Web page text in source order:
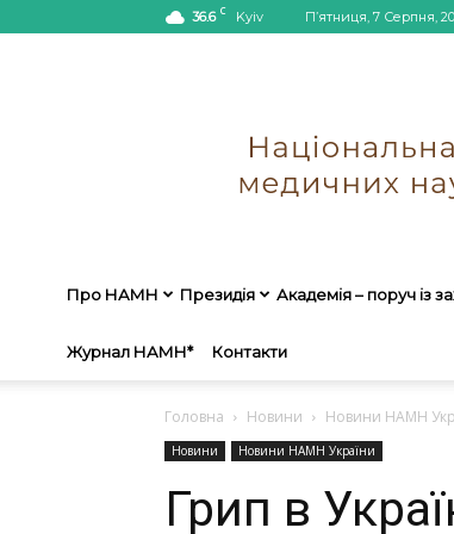
36.6 C Kyiv П’ятниця, 7 Серпня,
Про НАМН Президія Академія – поруч із
Журнал НАМН* Контакти
Головна Новини Новини НАМН
Новини Новини НАМН України
Грип в